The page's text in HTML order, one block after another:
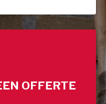
OFFERTE